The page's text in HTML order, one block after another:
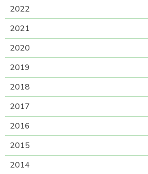
2022
2021
2020
2019
2018
2017
2016
2015
2014